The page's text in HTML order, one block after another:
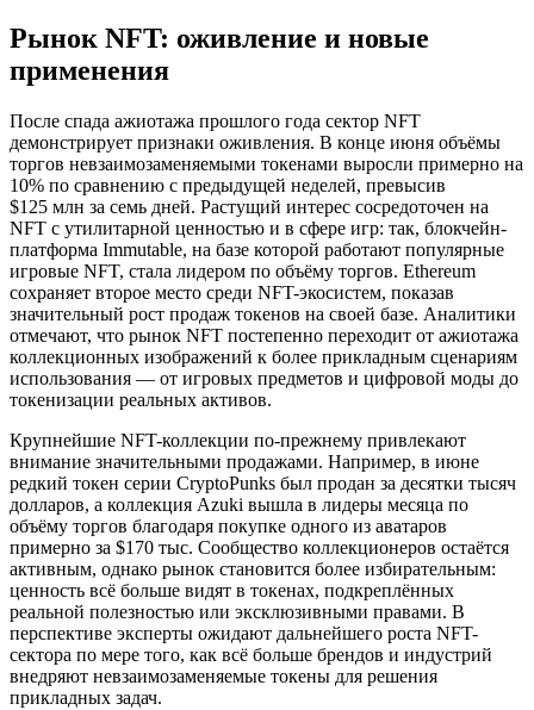
Рынок NFT: оживление и новые
применения
После спада ажиотажа прошлого года сектор NFT
демонстрирует признаки оживления. В конце июня объёмы
торгов невзаимозаменяемыми токенами выросли примерно на
10% по сравнению с предыдущей неделей, превысив
$125 млн за семь дней. Растущий интерес сосредоточен на
NFT с утилитарной ценностью и в сфере игр: так, блокчейн-
платформа Immutable, на базе которой работают популярные
игровые NFT, стала лидером по объёму торгов. Ethereum
сохраняет второе место среди NFT-экосистем, показав
значительный рост продаж токенов на своей базе. Аналитики
отмечают, что рынок NFT постепенно переходит от ажиотажа
коллекционных изображений к более прикладным сценариям
использования — от игровых предметов и цифровой моды до
токенизации реальных активов.
Крупнейшие NFT-коллекции по-прежнему привлекают
внимание значительными продажами. Например, в июне
редкий токен серии CryptoPunks был продан за десятки тысяч
долларов, а коллекция Azuki вышла в лидеры месяца по
объёму торгов благодаря покупке одного из аватаров
примерно за $170 тыс. Сообщество коллекционеров остаётся
активным, однако рынок становится более избирательным:
ценность всё больше видят в токенах, подкреплённых
реальной полезностью или эксклюзивными правами. В
перспективе эксперты ожидают дальнейшего роста NFT-
сектора по мере того, как всё больше брендов и индустрий
внедряют невзаимозаменяемые токены для решения
прикладных задач.